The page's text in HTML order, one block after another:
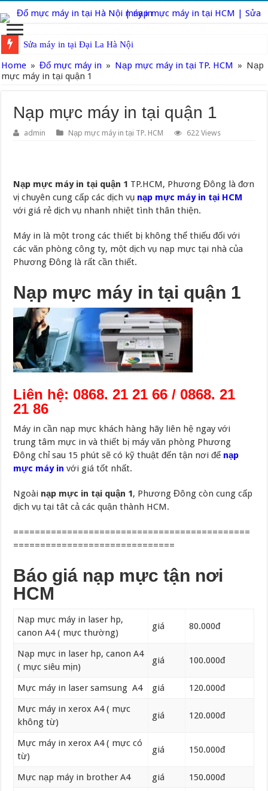
Sửa máy in tại Đại La Hà Nội
Home » Đổ mực máy in » Nạp mực máy in tại TP. HCM » Nạp
mực máy in tại quận 1
Nạp mực máy in tại quận 1
admin Nạp mực máy in tại TP. HCM 622 Views
Nạp mực máy in tại quận 1 TP.HCM, Phương Đông là đơn
vị chuyên cung cấp các dịch vụ nạp mực máy in tại HCM
với giá rẻ dịch vụ nhanh nhiệt tình thân thiện.
Máy in là một trong các thiết bị không thể thiếu đối với
các văn phòng công ty, một dịch vụ nạp mực tại nhà của
Phương Đông là rất cần thiết.
Nạp mực máy in tại quận 1
Liên hệ: 0868. 21 21 66 / 0868. 21
21 86
Máy in cần nạp mực khách hàng hãy liên hệ ngay với
trung tâm mực in và thiết bị máy văn phòng Phương
Đông chỉ sau 15 phút sẽ có kỹ thuật đến tận nơi để nạp
mực máy in với giá tốt nhất.
Ngoài nạp mực in tại quận 1, Phương Đông còn cung cấp
dịch vụ tại tât cả các quận thành HCM.
============================================
==============================
Báo giá nạp mực tận nơi
HCM
Nạp mực máy in laser hp,
canon A4 ( mực thường)
giá 80.000đ
Nạp mực in laser hp, canon A4
( mực siêu mịn)
giá 100.000đ
Mực máy in laser samsung A4 giá
120.000đ
Mực máy in xerox A4 ( mực
không từ)
giá 120.000đ
Mực máy in xerox A4 ( mực có
từ)
giá 150.000đ
Mực nạp máy in brother A4 giá
150.000đ